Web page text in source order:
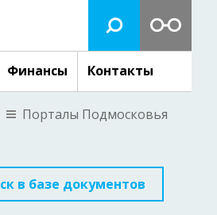
Финансы Контакты
Порталы Подмосковья
в базе документов